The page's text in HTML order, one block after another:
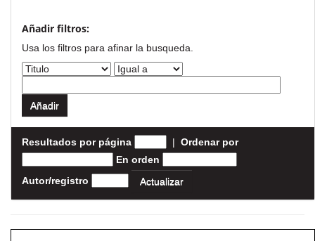
Añadir filtros:
Usa los filtros para afinar la busqueda.
Resultados por página | Ordenar por
En orden
Autor/registro